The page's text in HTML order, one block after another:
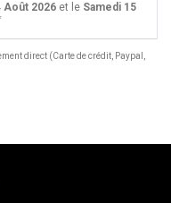
Août 2026et le Samedi 15
direct (Carte de crédit, Paypal,